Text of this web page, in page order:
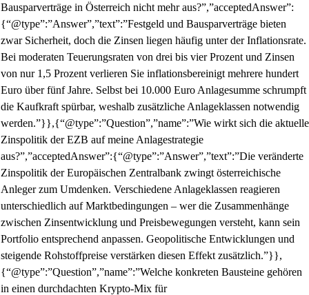
Bausparverträge in Österreich nicht mehr aus?”,”acceptedAnswer”:
{“@type”:”Answer”,”text”:”Festgeld und Bausparverträge bieten
zwar Sicherheit, doch die Zinsen liegen häufig unter der Inflationsrate.
Bei moderaten Teuerungsraten von drei bis vier Prozent und Zinsen
von nur 1,5 Prozent verlieren Sie inflationsbereinigt mehrere hundert
Euro über fünf Jahre. Selbst bei 10.000 Euro Anlagesumme schrumpft
die Kaufkraft spürbar, weshalb zusätzliche Anlageklassen notwendig
werden.”}},{“@type”:”Question”,”name”:”Wie wirkt sich die aktuelle
Zinspolitik der EZB auf meine Anlagestrategie
aus?”,”acceptedAnswer”:{“@type”:”Answer”,”text”:”Die veränderte
Zinspolitik der Europäischen Zentralbank zwingt österreichische
Anleger zum Umdenken. Verschiedene Anlageklassen reagieren
unterschiedlich auf Marktbedingungen – wer die Zusammenhänge
zwischen Zinsentwicklung und Preisbewegungen versteht, kann sein
Portfolio entsprechend anpassen. Geopolitische Entwicklungen und
steigende Rohstoffpreise verstärken diesen Effekt zusätzlich.”}},
{“@type”:”Question”,”name”:”Welche konkreten Bausteine gehören
in einen durchdachten Krypto-Mix für